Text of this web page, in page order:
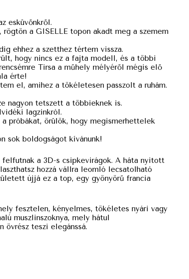
esküvőnkről.
a GISELLE topon akadt meg a szemem
ehhez a szetthez tértem vissza.
hogy nincs ez a fajta modell, és a többi
Tirsa a műhely mélyéről mégis elő
érte!
el, amihez a tökéletesen passzolt a ruhám.
nagyon tetszett a többieknek is.
lagzinkról.
próbákat, örülök, hogy megismerhettelek
sok boldogságot kívánunk!
a 3D-s csipkevirágok. A háta nyitott
hozzá vállra leomló lecsatolható
újjá ez a top, egy gyönyörű francia
fesztelen, kényelmes, tökéletes nyári vagy
muszlinszoknya, mely hátul
övrész teszi elegánssá.